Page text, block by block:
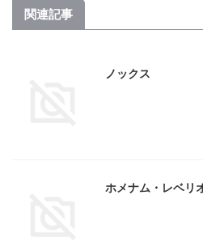
関連記事
ノックス
ホメナム・レベリ